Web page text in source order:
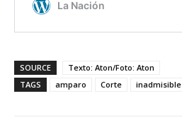
SOURCE
Texto: Aton/Foto: Aton
TAGS
amparo Corte inadmisible